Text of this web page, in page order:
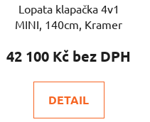
Lopata klapačka 4v1
MINI, 140cm, Kramer
42 100 Kč
DETAIL